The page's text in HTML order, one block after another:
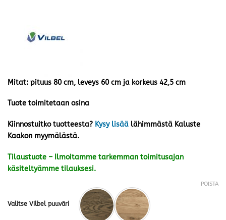
Mitat: pituus 80 cm, leveys 60 cm ja korkeus 42,5 cm
Tuote toimitetaan osina
Kiinnostuitko tuotteesta? Kysy lisää lähimmästä Kaluste
Kaakon myymälästä.
Tilaustuote – Ilmoitamme tarkemman toimitusajan
käsiteltyämme tilauksesi.
Valitse Vilbel puuväri
POISTA